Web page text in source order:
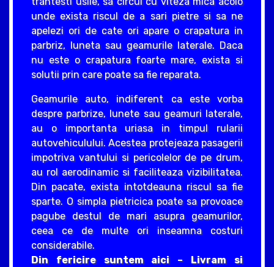
unde exista riscul de a sari pietre si sa ne
apelezi ori de cate ori apare o crapatura in
parbriz, luneta sau geamurile laterale. Daca
nu este o crapatura foarte mare, exista si
solutii prin care poate sa fie reparata.
Geamurile auto, indiferent ca este vorba
despre parbrize, lunete sau geamuri laterale,
au o importanta uriasa in timpul rularii
autovehiculului. Acestea protejeaza pasagerii
impotriva vantului si pericolelor de pe drum,
au rol aerodinamic si faciliteaza vizibilitatea.
Din pacate, exista intotdeauna riscul sa fie
sparte. O simpla pietricica poate sa provoace
pagube destul de mari asupra geamurilor,
ceea ce de multe ori inseamna costuri
considerabile.
Din fericire suntem aici – Livram si